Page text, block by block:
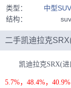
类型：
中型SUV
结构： suv
二手凯迪拉克
凯迪拉克SRX(
5.7%，48.4%，40.9%